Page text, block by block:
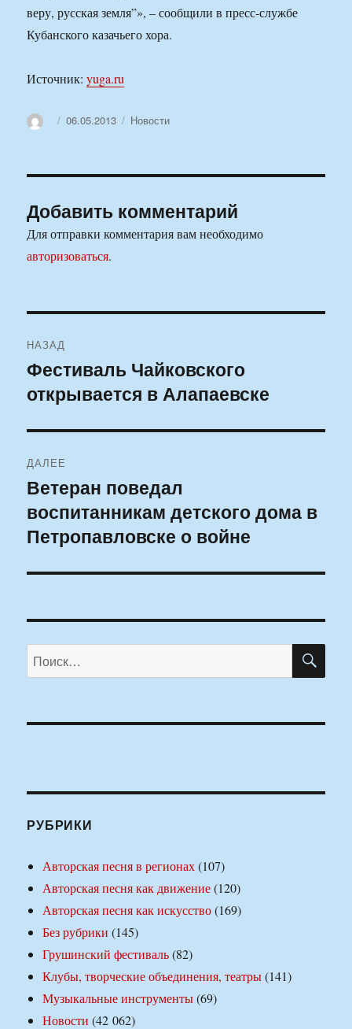
веру, русская земля”», – сообщили в пресс-службе
Кубанского казачьего хора.
Источник:yuga.ru
АвторОпубликовано
06.05.2013 Рубрики
Новости
Добавить комментарий
Для отправки комментария вам необходимо
авторизоваться.
по
записям
НАЗАД
Предыдущая
запись:
Фестиваль Чайковского
открывается в Алапаевске
ДАЛЕЕ
Следующая
запись:
Ветеран поведал
воспитанникам детского дома в
Петропавловске о войне
Искать:
РУБРИКИ
Авторская песня в регионах(107)
Авторская песня как движение(120)
Авторская песня как искусство(169)
Без рубрики (145)
Грушинский фестиваль(82)
Клубы, творческие объединения, театры(141)
Музыкальные инструменты(69)
Новости (42 062)